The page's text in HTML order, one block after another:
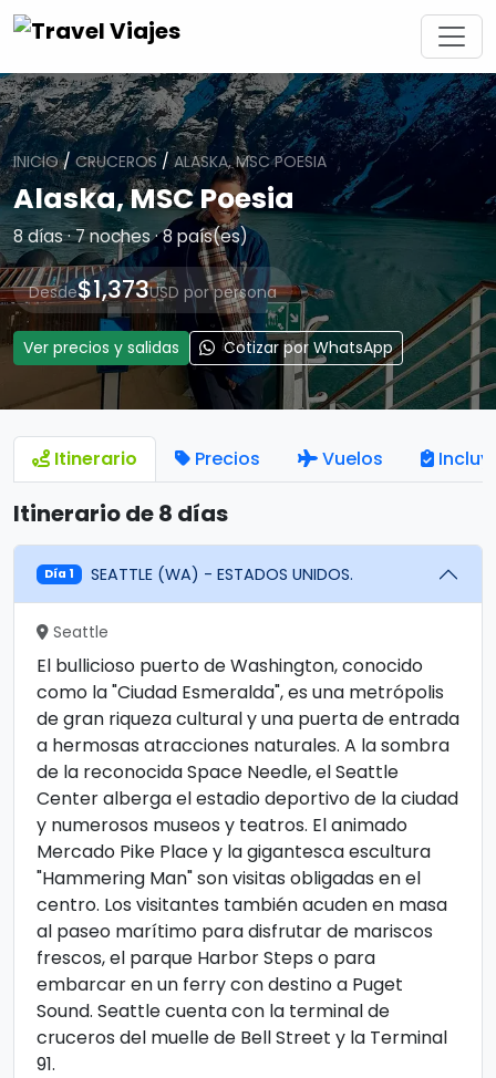
INICIO/ CRUCEROS / ALASKA, MSC POESIA
Alaska, MSC Poesia
8 días · 7 noches · 8 país(es)
Desde$1,373USD por persona
Ver precios y salidas Cotizar por WhatsApp
Itinerario Precios Vuelos
Itinerario de 8 días
Día 1 SEATTLE (WA) - ESTADOS UNIDOS.
Seattle
El bullicioso puerto de Washington, conocido
como la "Ciudad Esmeralda", es una metrópolis
de gran riqueza cultural y una puerta de entrada
a hermosas atracciones naturales. A la sombra
de la reconocida Space Needle, el Seattle
Center alberga el estadio deportivo de la ciudad
y numerosos museos y teatros. El animado
Mercado Pike Place y la gigantesca escultura
"Hammering Man" son visitas obligadas en el
centro. Los visitantes también acuden en masa
al paseo marítimo para disfrutar de mariscos
frescos, el parque Harbor Steps o para
embarcar en un ferry con destino a Puget
Sound. Seattle cuenta con la terminal de
cruceros del muelle de Bell Street y la Terminal
91.